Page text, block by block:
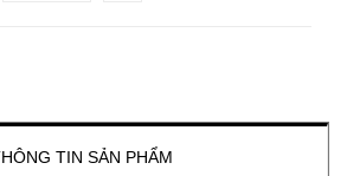
TIN SẢN PHẨM